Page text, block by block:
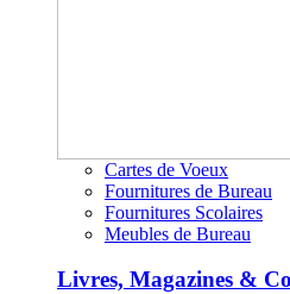
Cartes de Voeux
Fournitures de Bureau
Fournitures Scolaires
Meubles de Bureau
Livres, Magazines &